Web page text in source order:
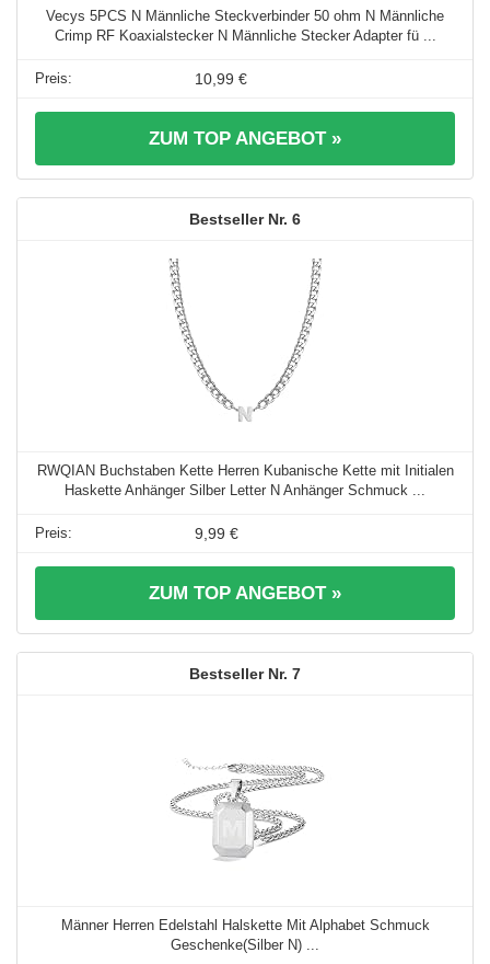
Vecys 5PCS N Männliche Steckverbinder 50 ohm N Männliche
Crimp RF Koaxialstecker N Männliche Stecker Adapter fü ...
10,99 €
ZUM TOP ANGEBOT »
6
RWQIAN Buchstaben Kette Herren Kubanische Kette mit Initialen
Haskette Anhänger Silber Letter N Anhänger Schmuck ...
9,99 €
ZUM TOP ANGEBOT »
7
Männer Herren Edelstahl Halskette Mit Alphabet Schmuck
Geschenke(Silber N) ...